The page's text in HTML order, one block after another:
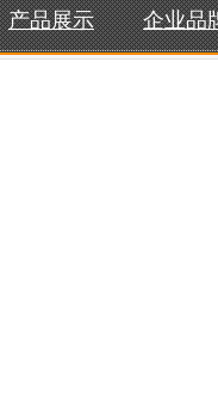
产品展示 企业品